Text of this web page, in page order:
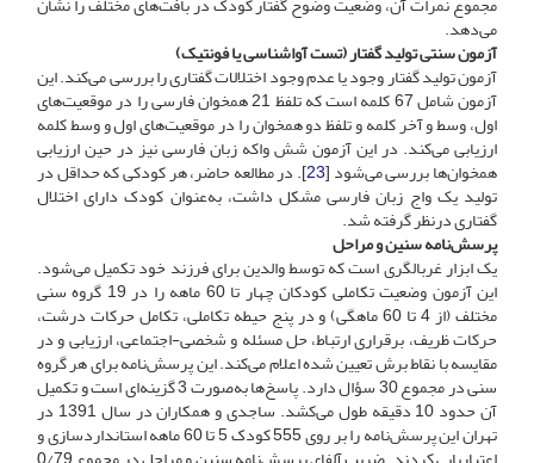
می‌دهد.
آزمون سنتی تولید گفتار (تست آواشناسی یا فونتیک)
آزمون تولید گفتار وجود یا عدم وجود اختلالات گفتاری را بررسی می‌کند. این
آزمون شامل 67 کلمه است که تلفظ 21 همخوان فارسی را در موقعیت‌های
اول، وسط و آخر کلمه و تلفظ دو همخوان را در موقعیت‌های اول و وسط کلمه
ارزیابی می‌کند. در این آزمون شش واکه زبان فارسی نیز در حین ارزیابی
همخوان‌ها بررسی می‌شود [23]. در مطالعه حاضر، هر کودکی که حداقل در
تولید یک واج زبان فارسی مشکل داشت، به‌عنوان کودک دارای اختلال
گفتاری درنظر گرفته شد.
پرسش‌نامه سنین و مراحل
یک ابزار غربالگری است که توسط والدین برای فرزند خود تکمیل می‌شود.
این آزمون وضعیت تکاملی کودکان چهار تا 60 ماهه را در 19 گروه سنی
مختلف (از 4 تا 60 ماهگی) و در پنج حیطه تکاملی، تکامل حرکات درشت،
حرکات ظریف، برقراری ارتباط، حل مسئله و شخصی-اجتماعی، ارزیابی و در
مقایسه با نقاط برش تعیین شده اعلام می‌کند. این پرسش‌نامه برای هر گروه
سنی در مجموع 30 سؤال دارد. پاسخ‌ها به‌صورت 3 گزینه‌ای است و تکمیل
آن حدود 10 دقیقه طول می‌کشد. ساجدی و همکاران در سال 1391 در
تهران این پرسش‌نامه را بر روی 555 کودک 5 تا 60 ماهه استانداردسازی و